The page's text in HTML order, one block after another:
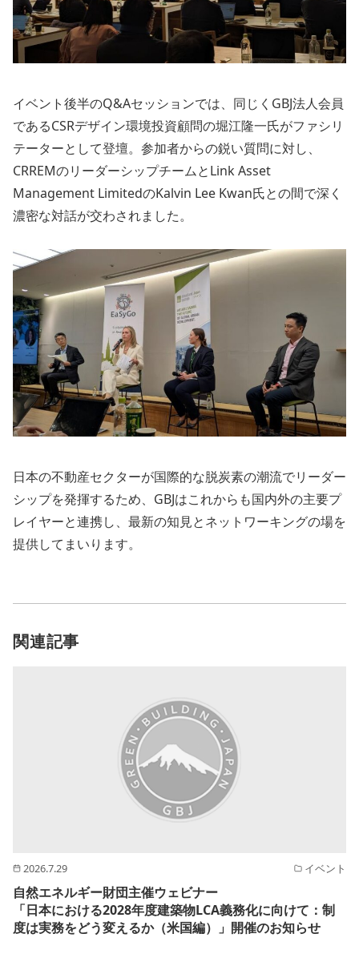
イベント後半のQ&Aセッションでは、同じくGBJ法人会員
であるCSRデザイン環境投資顧問の堀江隆一氏がファシリ
テーターとして登壇。参加者からの鋭い質問に対し、
CRREMのリーダーシップチームとLink Asset
Management LimitedのKalvin Lee Kwan氏との間で深く
濃密な対話が交わされました。
日本の不動産セクターが国際的な脱炭素の潮流でリーダー
シップを発揮するため、GBJはこれからも国内外の主要プ
レイヤーと連携し、最新の知見とネットワーキングの場を
提供してまいります。
関連記事
2026.7.29 イベント
自然エネルギー財団主催ウェビナー
「日本における2028年度建築物LCA義務化に向けて：制
度は実務をどう変えるか（米国編）」開催のお知らせ